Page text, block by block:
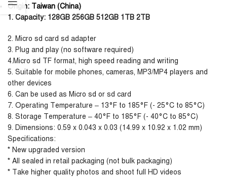
Origin: Taiwan (China)
1. Capacity: 128GB 256GB 512GB 1TB 2TB
2. Micro sd card sd adapter
3. Plug and play (no software required)
4.Micro sd TF format, high speed reading and writing
5. Suitable for mobile phones, cameras, MP3/MP4 players and
other devices
6. Can be used as Micro sd or sd card
7. Operating Temperature – 13°F to 185°F (- 25°C to 85°C)
8. Storage Temperature – 40°F to 185°F (- 40°C to 85°C)
9. Dimensions: 0.59 x 0.043 x 0.03 (14.99 x 10.92 x 1.02 mm)
Specifications:
* New upgraded version
* All sealed in retail packaging (not bulk packaging)
* Take higher quality photos and shoot full HD videos